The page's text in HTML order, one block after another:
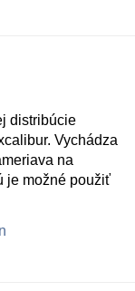
distribúcie
Vychádza
na
je možné použiť